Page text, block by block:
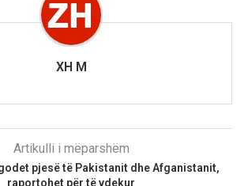
XH M
Artikulli i mëparshëm
pjesë të Pakistanit dhe Afganistanit,
raportohet për të vdekur